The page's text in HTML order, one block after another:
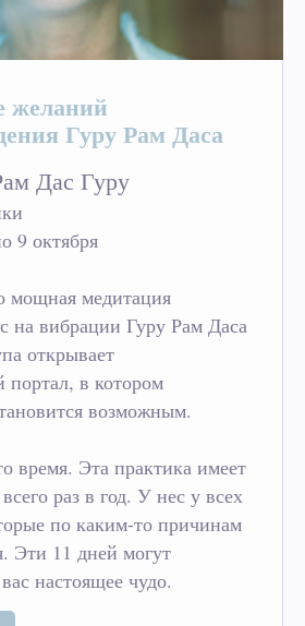
желаний
Гуру Рам Даса
Дас Гуру
9 октября
мощная медитация
на вибрации Гуру Рам Даса
открывает
портал, в котором
возможным.
время. Эта практика имеет
раз в год. У нес у всех
по каким-то причинам
Эти 11 дней могут
настоящее чудо.